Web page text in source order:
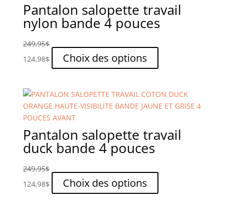
choisies
sur
page
Pantalon salopette travail
nylon bande 4 pouces
249,95$
124,98$ Choix des options
produit
plusieurs
variations.
peuvent
sur
page
Pantalon salopette travail
duck bande 4 pouces
249,95$
124,98$ Choix des options
produit